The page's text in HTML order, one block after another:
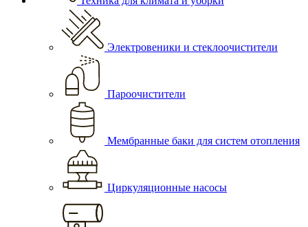
Электровеники и стеклоочистители
Пароочистители
Мембранные баки для систем отопления
Циркуляционные насосы